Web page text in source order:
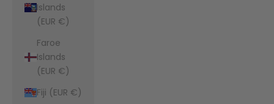
Islands
(EUR €)
Faroe
Islands
(EUR €)
Fiji (EUR €)